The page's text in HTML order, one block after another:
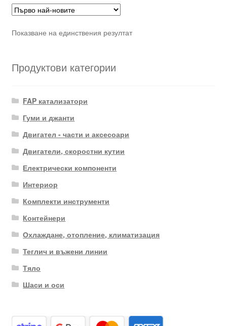
Показване на единствения резултат
Продуктови категории
FAP катализатори
Гуми и джанти
Двигател - части и аксесоари
Двигатели, скоростни кутии
Електрически компоненти
Интериор
Комплекти инструменти
Контейнери
Охлаждане, отопление, климатизация
Теглич и въжени линии
Тяло
Шаси и оси